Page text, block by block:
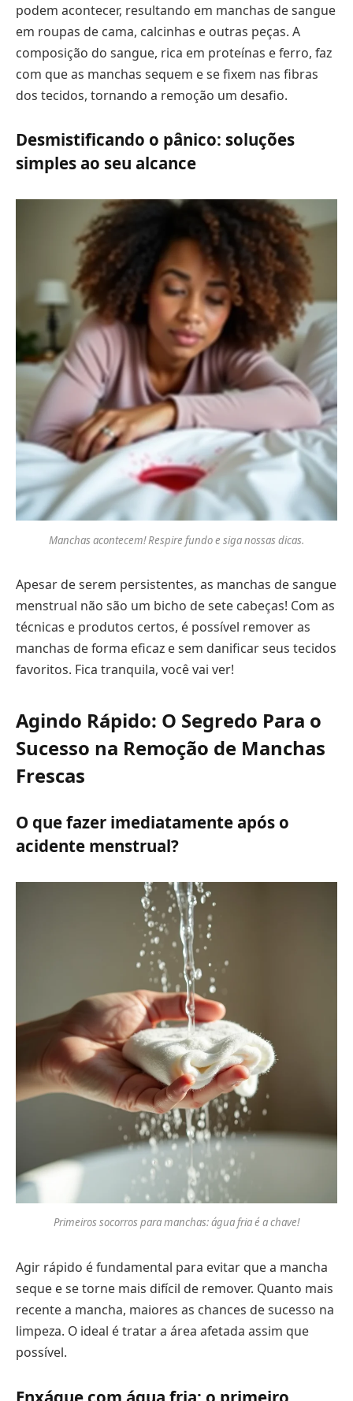
podem acontecer, resultando em manchas de sangue
em roupas de cama, calcinhas e outras peças. A
composição do sangue, rica em proteínas e ferro, faz
com que as manchas sequem e se fixem nas fibras
dos tecidos, tornando a remoção um desafio.
Desmistificando o pânico: soluções
simples ao seu alcance
Manchas acontecem! Respire fundo e siga nossas dicas.
Apesar de serem persistentes, as manchas de sangue
menstrual não são um bicho de sete cabeças! Com as
técnicas e produtos certos, é possível remover as
manchas de forma eficaz e sem danificar seus tecidos
favoritos. Fica tranquila, você vai ver!
Agindo Rápido: O Segredo Para o
Sucesso na Remoção de Manchas
Frescas
O que fazer imediatamente após o
acidente menstrual?
Primeiros socorros para manchas: água fria é a chave!
Agir rápido é fundamental para evitar que a mancha
seque e se torne mais difícil de remover. Quanto mais
recente a mancha, maiores as chances de sucesso na
limpeza. O ideal é tratar a área afetada assim que
possível.